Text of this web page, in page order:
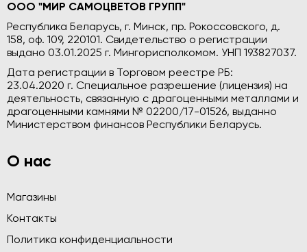
ООО "МИР САМОЦВЕТОВ ГРУПП"
Республика Беларусь, г. Минск, пр. Рокоссовского, д.
158, оф. 109, 220101. Свидетельство о регистрации
выдано 03.01.2025 г. Мингорисполкомом. УНП 193827037.
Дата регистрации в Торговом реестре РБ:
23.04.2020 г. Специальное разрешение (лицензия) на
деятельность, связанную с драгоценными металлами и
драгоценными камнями № 02200/17-01526, выданно
Министерством финансов Республики Беларусь.
О нас
Магазины
Контакты
Политика конфиденциальности